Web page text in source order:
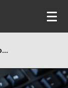
Adatvédelmi tájékoztatás